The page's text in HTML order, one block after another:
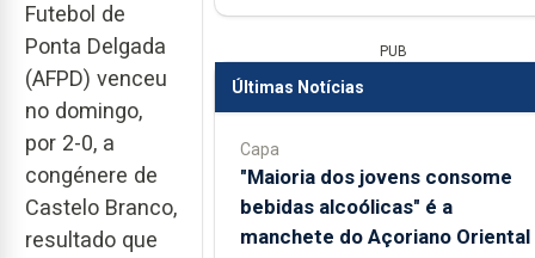
Futebol de
Ponta Delgada
(AFPD) venceu
no domingo,
por 2-0, a
congénere de
Castelo Branco,
resultado que
PUB
Últimas Notícias
Capa
"Maioria dos jovens consome
bebidas alcoólicas" é a
manchete do Açoriano Oriental